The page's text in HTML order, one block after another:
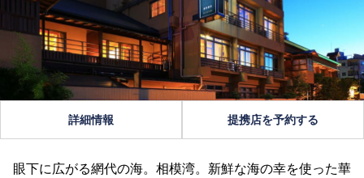
詳細情報 提携店を予約する
眼下に広がる網代の海。相模湾。新鮮な海の幸を使った華